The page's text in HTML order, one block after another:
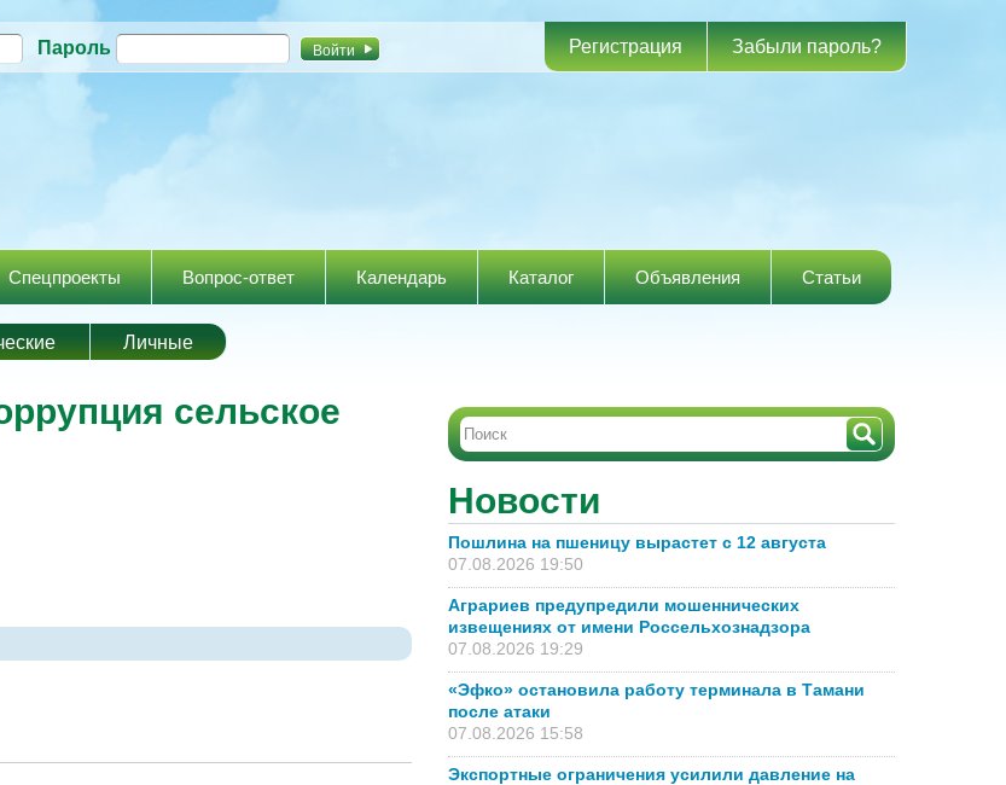
Перейти к
содержанию
Пароль Регистрация Забыли пароль?
Спецпроекты Вопрос-ответ Календарь Каталог Объявления Статьи
Личные
сельское
Новости
Пошлина на пшеницу вырастет с 12 августа
07.08.2026 19:50
Аграриев предупредили мошеннических
извещениях от имени Россельхознадзора
07.08.2026 19:29
«Эфко» остановила работу терминала в Тамани
после атаки
07.08.2026 15:58
Экспортные ограничения усилили давление на